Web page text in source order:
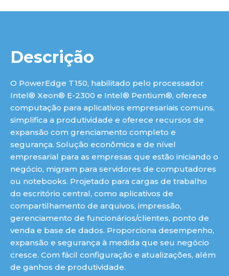
Descrição
O PowerEdge T150, habilitado pelo processador
Intel® Xeon® E-2300 e Intel® Pentium®, oferece
computação para aplicativos empresariais comuns,
simplifica a produtividade e oferece recursos de
expansão com grenciamento completo e
segurança. Solução econômica e de nível
empresarial para as empresas que estão iniciando o
negócio, migram para servidores de computadores
ou notebooks. Projetado para cargas de trabalho
do escritório central, como aplicativos de
compartilhamento de arquivos, impressão,
gerenciamento de funcionários/clientes, ponto de
venda e base de dados. Proporciona desempenho,
expansão e segurança à medida que seu negócio
cresce. Com fácil configuração e atualizações, além
de ganhos de produtividade.